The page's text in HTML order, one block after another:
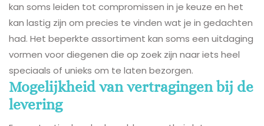
kan soms leiden tot compromissen in je keuze en het
kan lastig zijn om precies te vinden wat je in gedachten
had. Het beperkte assortiment kan soms een uitdaging
vormen voor diegenen die op zoek zijn naar iets heel
speciaals of unieks om te laten bezorgen.
Mogelijkheid van vertragingen bij de
levering